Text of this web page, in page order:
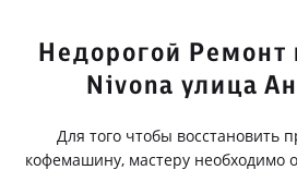
Недорогой
Nivona улица
Для того чтобы восстановить
кофемашину, мастеру необходимо